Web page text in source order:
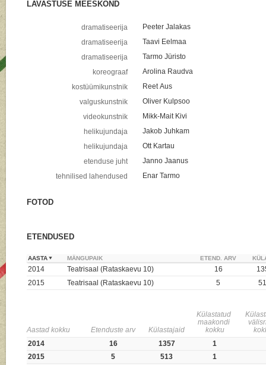
LAVASTUSE MEESKOND
dramatiseerija
Peeter Jalakas
dramatiseerija
Taavi Eelmaa
dramatiseerija
Tarmo Jüristo
koreograaf
Arolina Raudva
kostüümikunstnik
Reet Aus
valguskunstnik
Oliver Kulpsoo
videokunstnik
Mikk-Mait Kivi
helikujundaja
Jakob Juhkam
helikujundaja
Ott Kartau
etenduse juht
Janno Jaanus
tehnilised lahendused
Enar Tarmo
FOTOD
ETENDUSED
AASTA MÄNGUPAIK ETEND. ARV
2014 Teatrisaal (Rataskaevu 10) 16
2015
Teatrisaal (Rataskaevu 10) 5
Aastad kokku Etenduste arv Külastajaid
Külastatud
maakondi
kokku
2014
16 1357
1
2015
5 513
1